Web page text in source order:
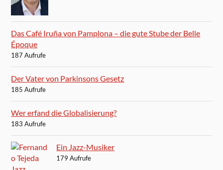
Das Café Iruña von Pamplona – die gute Stube der Belle
Époque
187 Aufrufe
Der Vater von Parkinsons Gesetz
185 Aufrufe
Wer erfand die Globalisierung?
183 Aufrufe
Ein Jazz-Musiker
179 Aufrufe